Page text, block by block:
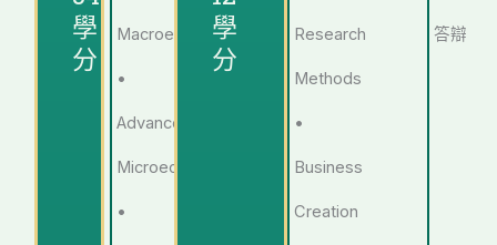
學
分
Macroeconomics
•
Advanced
Microeconomics
•
學
分
Research
Methods
•
Business
Creation
答辯